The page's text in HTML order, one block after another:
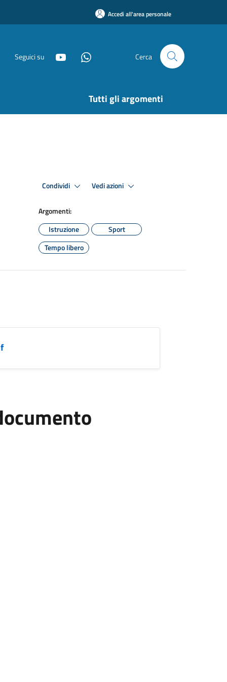
Accedi all'area personale
Seguici su Cerca
Tutti gli argomenti
Condividi Vedi azioni
Argomenti:
Istruzione
Sport
Tempo libero